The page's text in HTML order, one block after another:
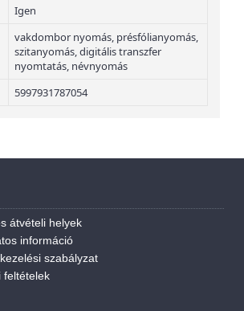
Igen
vakdombor nyomás, présfólianyomás,
szitanyomás, digitális transzfer
nyomtatás, névnyomás
5997931787054
átvételi helyek
információ
szabályzat
feltételek